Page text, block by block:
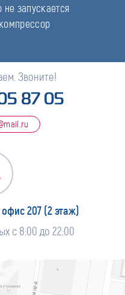
не запускается
Звоните!
87 05
офис 207 (2 этаж)
с 8:00 до 22:00